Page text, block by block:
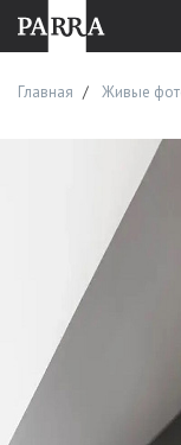
Главная Живые